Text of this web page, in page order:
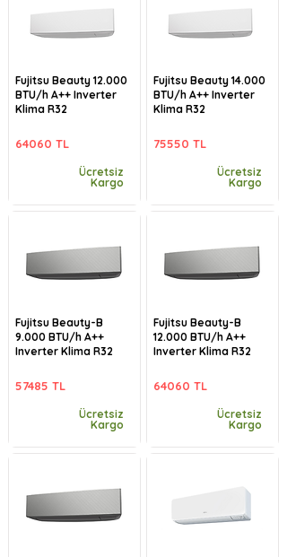
Fujitsu Beauty 12.000
BTU/h A++ Inverter
Klima R32
64060 TL
Ücretsiz
Kargo
Fujitsu Beauty-B
9.000 BTU/h A++
Inverter Klima R32
57485 TL
Ücretsiz
Kargo
Fujitsu Beauty 14.000
BTU/h A++ Inverter
Klima R32
75550 TL
Ücretsiz
Kargo
Fujitsu Beauty-B
12.000 BTU/h A++
Inverter Klima R32
64060 TL
Ücretsiz
Kargo